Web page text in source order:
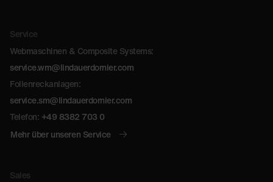
Service
Webmaschinen & Composite Systems:
service.wm@lindauerdornier.com
Folienreckanlagen:
service.sm@lindauerdornier.com
Telefon: +49 8382 703 0
Mehr über unseren Service
Sales